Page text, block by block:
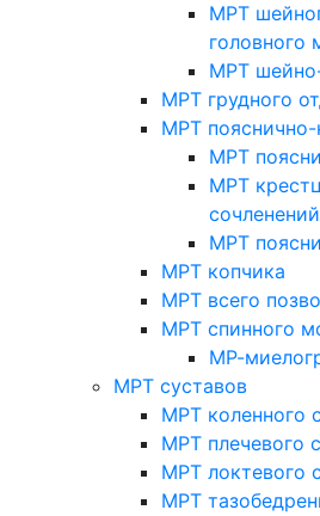
МРТ
головного
МРТ шейно-
МРТ грудного
МРТ пояснично-
МРТ
МРТ
сочленений
МРТ
МРТ копчика
МРТ всего
МРТ спинного
МР-
МРТ суставов
МРТ коленного
МРТ плечевого
МРТ локтевого
МРТ